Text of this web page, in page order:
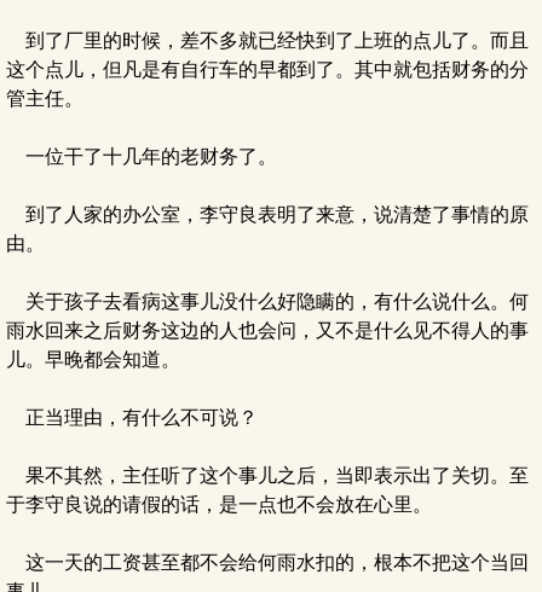
到了厂里的时候，差不多就已经快到了上班的点儿了。而且
这个点儿，但凡是有自行车的早都到了。其中就包括财务的分
管主任。
一位干了十几年的老财务了。
到了人家的办公室，李守良表明了来意，说清楚了事情的原
由。
关于孩子去看病这事儿没什么好隐瞒的，有什么说什么。何
雨水回来之后财务这边的人也会问，又不是什么见不得人的事
儿。早晚都会知道。
正当理由，有什么不可说？
果不其然，主任听了这个事儿之后，当即表示出了关切。至
于李守良说的请假的话，是一点也不会放在心里。
这一天的工资甚至都不会给何雨水扣的，根本不把这个当回